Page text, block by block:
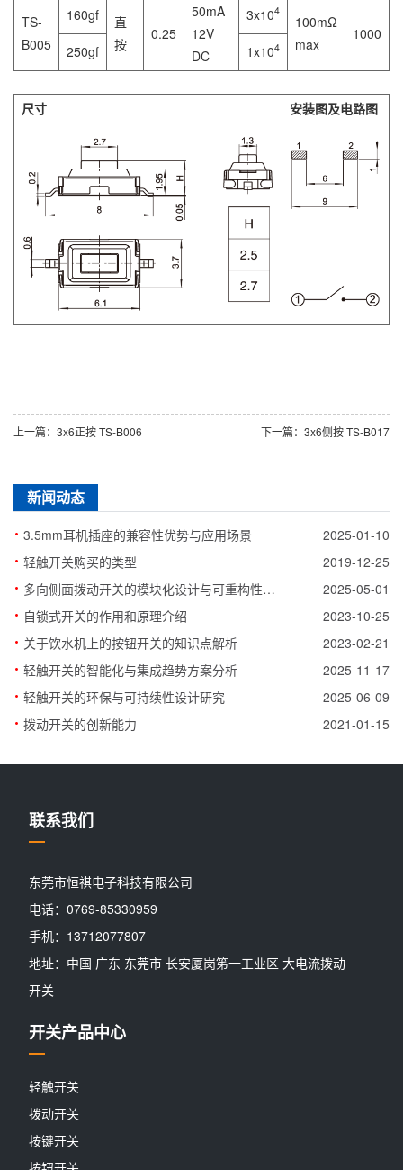
TS-
B005
160gf
直
按
0.25
50mA
12V
DC
3x104
100mΩ
max
1000
250gf
1x104
尺寸 安装图及电路图
上一篇：3x6正按 TS-B006 下一篇：3x6侧按 TS-B017
新闻动态
· 3.5mm耳机插座的兼容性优势与应用场景 2025-01-10
· 轻触开关购买的类型 2019-12-25
· 多向侧面拨动开关的模块化设计与可重构性研究 2025-05-01
· 自锁式开关的作用和原理介绍 2023-10-25
· 关于饮水机上的按钮开关的知识点解析 2023-02-21
· 轻触开关的智能化与集成趋势方案分析 2025-11-17
· 轻触开关的环保与可持续性设计研究 2025-06-09
· 拨动开关的创新能力 2021-01-15
联系我们
东莞市恒祺电子科技有限公司
电话：0769-85330959
手机：13712077807
地址：中国 广东 东莞市 长安厦岗笫一工业区 大电流拨动
开关
开关产品中心
轻触开关
拨动开关
按键开关